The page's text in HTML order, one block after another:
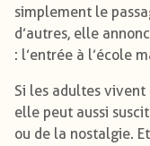
simplement le
d’autres, elle
: l’entrée à l’école
Si les adultes
elle peut aussi
ou de la nostalgie.